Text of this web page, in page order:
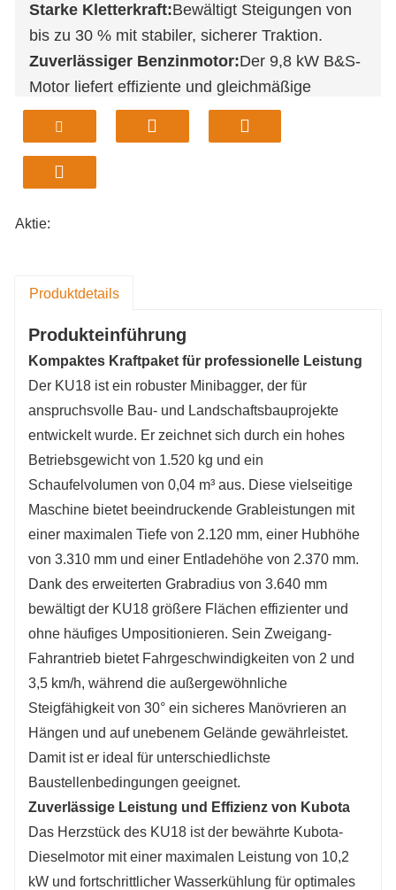
Starke Kletterkraft:Bewältigt Steigungen von
bis zu 30 % mit stabiler, sicherer Traktion.
Zuverlässiger Benzinmotor:Der 9,8 kW B&S-
Motor liefert effiziente und gleichmäßige
Leistung.
Erweiterter Arbeitsbereich:Mit einem
Grabradius von 2.960 mm kann eine größere
Fläche schneller bearbeitet werden.
Leichtbauweise:
Aktie:
Produktdetails
Produkteinführung
Kompaktes Kraftpaket für professionelle Leistung
Der KU18 ist ein robuster Minibagger, der für
anspruchsvolle Bau- und Landschaftsbauprojekte
entwickelt wurde. Er zeichnet sich durch ein hohes
Betriebsgewicht von 1.520 kg und ein
Schaufelvolumen von 0,04 m³ aus. Diese vielseitige
Maschine bietet beeindruckende Grableistungen mit
einer maximalen Tiefe von 2.120 mm, einer Hubhöhe
von 3.310 mm und einer Entladehöhe von 2.370 mm.
Dank des erweiterten Grabradius von 3.640 mm
bewältigt der KU18 größere Flächen effizienter und
ohne häufiges Umpositionieren. Sein Zweigang-
Fahrantrieb bietet Fahrgeschwindigkeiten von 2 und
3,5 km/h, während die außergewöhnliche
Steigfähigkeit von 30° ein sicheres Manövrieren an
Hängen und auf unebenem Gelände gewährleistet.
Damit ist er ideal für unterschiedlichste
Baustellenbedingungen geeignet.
Zuverlässige Leistung und Effizienz von Kubota
Das Herzstück des KU18 ist der bewährte Kubota-
Dieselmotor mit einer maximalen Leistung von 10,2
kW und fortschrittlicher Wasserkühlung für optimales